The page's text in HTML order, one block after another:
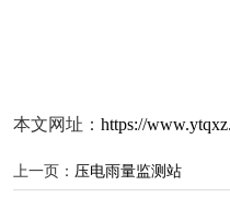
本文网址： https://
上一页： 压电雨量监测站